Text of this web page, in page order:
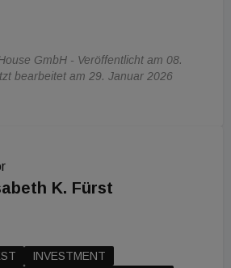
GmbH - Veröffentlicht am 08.
bearbeitet am 29. Januar 2026
K. Fürst
INVESTMENT